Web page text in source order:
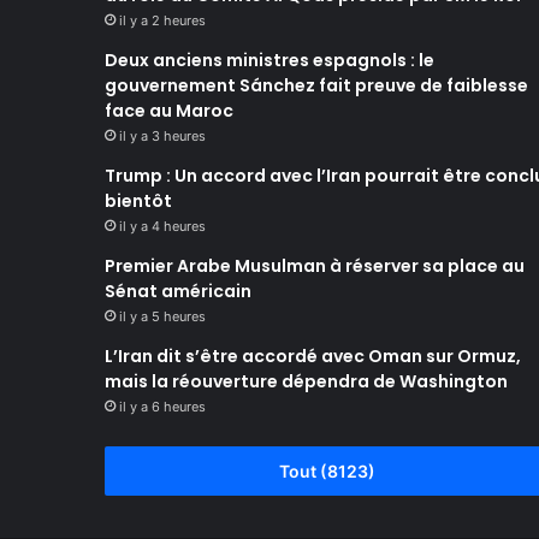
il y a 2 heures
Deux anciens ministres espagnols : le
gouvernement Sánchez fait preuve de faiblesse
face au Maroc
il y a 3 heures
Trump : Un accord avec l’Iran pourrait être
bientôt
il y a 4 heures
Premier Arabe Musulman à réserver sa place au
Sénat américain
il y a 5 heures
L’Iran dit s’être accordé avec Oman sur Ormuz,
mais la réouverture dépendra de Washington
il y a 6 heures
Tout (8123)